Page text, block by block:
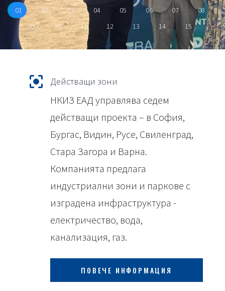
01 02 03 04 05 06 07
08
09
10 11 12 13 14 15
Действащи зони
НКИЗ ЕАД управлява седем
действащи проекта – в София,
Бургас, Видин, Русе, Свиленград,
Стара Загора и Варна.
Компанията предлага
индустриални зони и паркове с
изградена инфраструктура -
електричество, вода,
канализация, газ.
ПОВЕЧЕ ИНФОРМАЦИЯ